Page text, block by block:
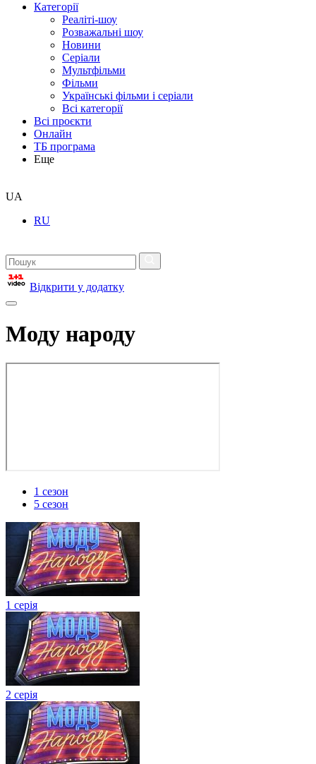
Категорії
Реаліті-шоу
Розважальні шоу
Новини
Серіали
Мультфільми
Фільми
Українські фільми і серіали
Всі категорії
Всі проєкти
Онлайн
ТБ програма
Еще
UA
RU
Відкрити у додатку
Моду народу
1 сезон
5 сезон
1 серія
2 серія